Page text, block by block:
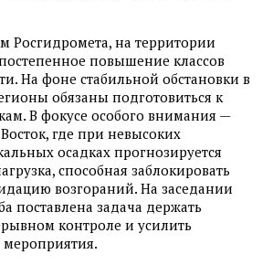
Росгидромета, на территории
повышение классов
На фоне стабильной обстановки в
обязаны подготовиться к
В фокусе особого внимания —
где при невысоких
осадках прогнозируется
способная заблокировать
возгораний. На заседании
поставлена задача держать
контроле и усилить